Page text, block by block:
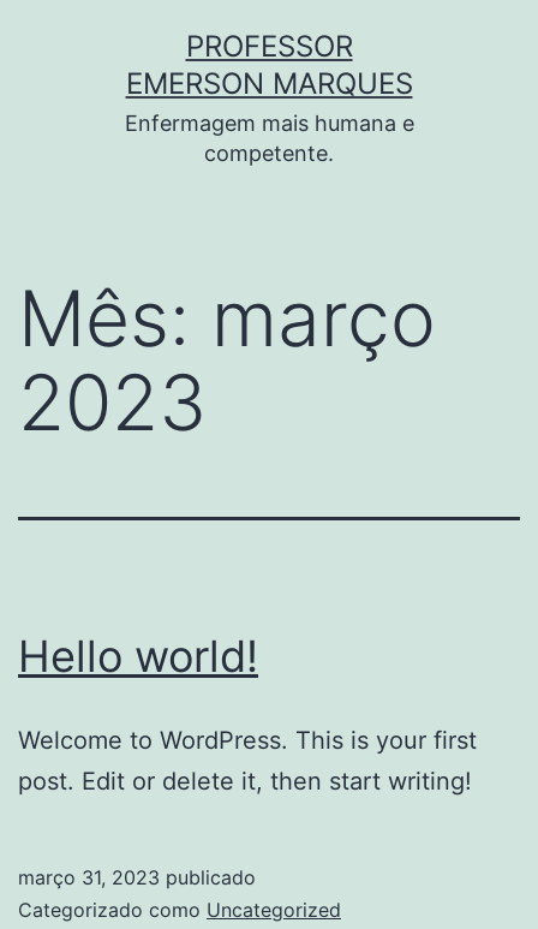
PROFESSOR
EMERSON MARQUES
Enfermagem mais humana e
competente.
Mês: março
2023
Hello world!
Welcome to WordPress. This is your first
post. Edit or delete it, then start writing!
março 31, 2023 publicado
Categorizado como Uncategorized